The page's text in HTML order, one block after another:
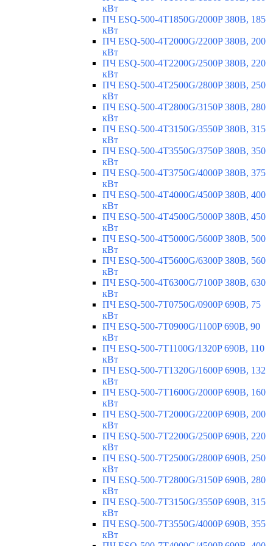
кВт
ПЧ ESQ-500-4T1850G/2000P 380В, 185
кВт
ПЧ ESQ-500-4T2000G/2200P 380В, 200
кВт
ПЧ ESQ-500-4T2200G/2500P 380В, 220
кВт
ПЧ ESQ-500-4T2500G/2800P 380В, 250
кВт
ПЧ ESQ-500-4T2800G/3150P 380В, 280
кВт
ПЧ ESQ-500-4T3150G/3550P 380В, 315
кВт
ПЧ ESQ-500-4T3550G/3750P 380В, 350
кВт
ПЧ ESQ-500-4T3750G/4000P 380В, 375
кВт
ПЧ ESQ-500-4T4000G/4500P 380В, 400
кВт
ПЧ ESQ-500-4T4500G/5000P 380В, 450
кВт
ПЧ ESQ-500-4T5000G/5600P 380В, 500
кВт
ПЧ ESQ-500-4T5600G/6300P 380В, 560
кВт
ПЧ ESQ-500-4T6300G/7100P 380В, 630
кВт
ПЧ ESQ-500-7T0750G/0900P 690В, 75
кВт
ПЧ ESQ-500-7T0900G/1100P 690В, 90
кВт
ПЧ ESQ-500-7T1100G/1320P 690В, 110
кВт
ПЧ ESQ-500-7T1320G/1600P 690В, 132
кВт
ПЧ ESQ-500-7T1600G/2000P 690В, 160
кВт
ПЧ ESQ-500-7T2000G/2200P 690В, 200
кВт
ПЧ ESQ-500-7T2200G/2500P 690В, 220
кВт
ПЧ ESQ-500-7T2500G/2800P 690В, 250
кВт
ПЧ ESQ-500-7T2800G/3150P 690В, 280
кВт
ПЧ ESQ-500-7T3150G/3550P 690В, 315
кВт
ПЧ ESQ-500-7T3550G/4000P 690В, 355
кВт